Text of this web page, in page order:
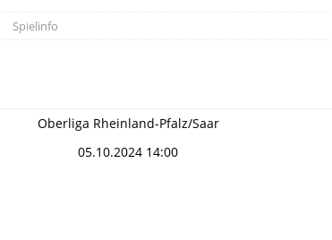
Spielinfo
Oberliga Rheinland-Pfalz/Saar
05.10.2024 14:00